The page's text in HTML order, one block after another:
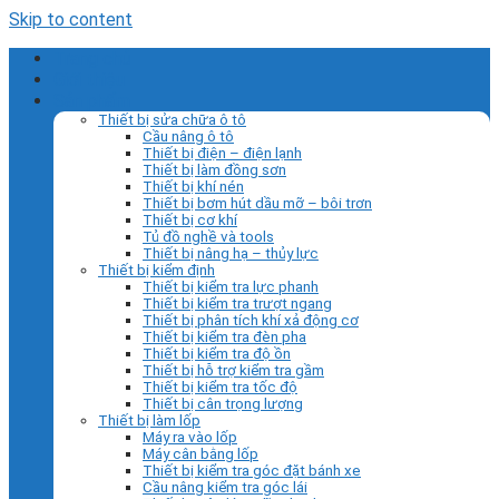
Skip to content
Thiết bị sửa chữa ô tô
Cầu nâng ô tô
Thiết bị điện – điện lạnh
Thiết bị làm đồng sơn
Thiết bị khí nén
Thiết bị bơm hút dầu mỡ – bôi trơn
Thiết bị cơ khí
Tủ đồ nghề và tools
Thiết bị nâng hạ – thủy lực
Thiết bị kiểm định
Thiết bị kiểm tra lực phanh
Thiết bị kiểm tra trượt ngang
Thiết bị phân tích khí xả động cơ
Thiết bị kiểm tra đèn pha
Thiết bị kiểm tra độ ồn
Thiết bị hỗ trợ kiểm tra gầm
Thiết bị kiểm tra tốc độ
Thiết bị cân trọng lượng
Thiết bị làm lốp
Máy ra vào lốp
Máy cân bằng lốp
Thiết bị kiểm tra góc đặt bánh xe
Cầu nâng kiểm tra góc lái